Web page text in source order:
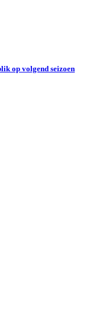
op volgend seizoen